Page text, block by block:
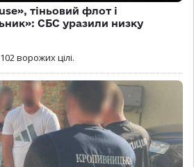
тіньовий флот і
СБС уразили низку
ворожих цілі.